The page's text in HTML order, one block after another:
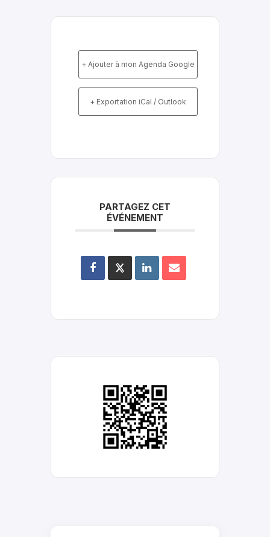
+ Ajouter à mon Agenda Google
+ Exportation iCal / Outlook
PARTAGEZ CET
ÉVÉNEMENT